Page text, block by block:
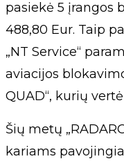
pasiekė 5 įrangos
488,80 Eur. Taip
„NT Service“
aviacijos
QUAD“, kurių
Šių metų
kariams